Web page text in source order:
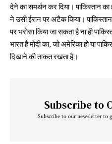
देने का समर्थन कर दिया। पाकिस्तान
ने उसी ईरान पर अटैक किया।
पर भरोसा किया जा सकता है ना ही
भारत है मोदी का, जो अमेरिका हो या
दिखाने की ताकत रखता है।
Subscribe to
Subscribe to our newsletter to